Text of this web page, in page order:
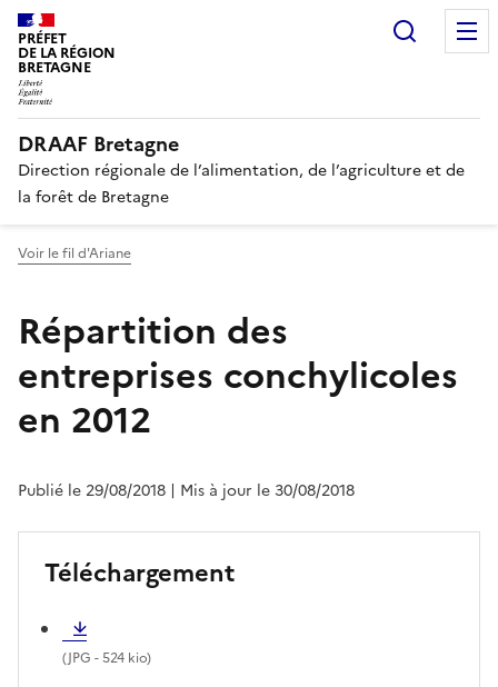
PRÉFET
DE LA RÉGION
BRETAGNE
DRAAF Bretagne
Direction régionale de l’alimentation, de l’agriculture et de
la forêt de Bretagne
Voir le fil d'Ariane
Répartition des
entreprises conchylicoles
en 2012
Publié le 29/08/2018 | Mis à jour le 30/08/2018
Téléchargement
(JPG - 524 kio)